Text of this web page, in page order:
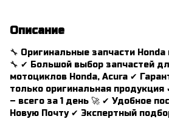
Описание
🔧 Оригинальные запчасти
🔧 ✔ Большой выбор запчастей
мотоциклов Honda, Acura ✔
только оригинальная
– всего за 1 день 🚀 ✔ Удобное
Новую Почту ✔ Экспертный